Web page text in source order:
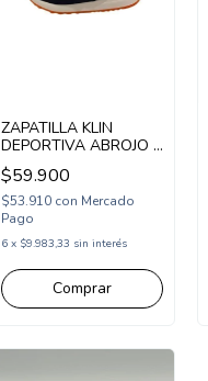
ZAPATILLA KLIN
DEPORTIVA ABROJO Y
ELASTICO 19-23 AZUL
NARANJA
(KL4531ANA)
$59.900
$53.910 con Mercado
Pago
6 x $9.983,33 sin interés
Comprar